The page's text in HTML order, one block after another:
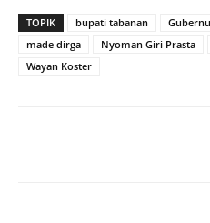
TOPIK bupati tabanan
made dirga
Nyoman Giri Prasta
Wayan Koster